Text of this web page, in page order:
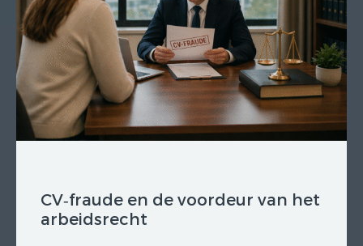
CV‑fraude en de voordeur van het
arbeidsrecht